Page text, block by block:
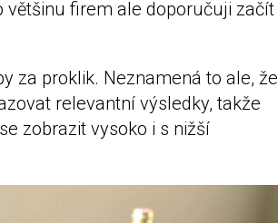
většinu firem ale doporučuji začít
za proklik. Neznamená to ale, že
relevantní výsledky, takže
zobrazit vysoko i s nižší